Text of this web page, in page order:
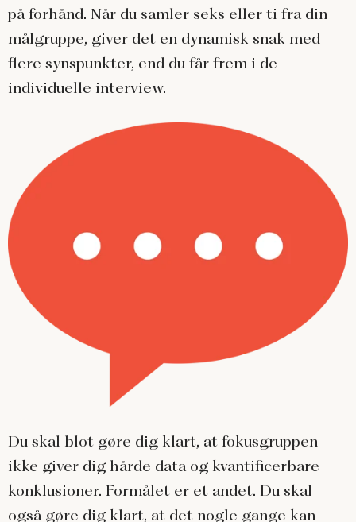
på forhånd. Når du samler seks eller ti fra din
målgruppe, giver det en dynamisk snak med
flere synspunkter, end du får frem i de
individuelle interview.
Du skal blot gøre dig klart, at fokusgruppen
ikke giver dig hårde data og kvantificerbare
konklusioner. Formålet er et andet. Du skal
også gøre dig klart, at det nogle gange kan